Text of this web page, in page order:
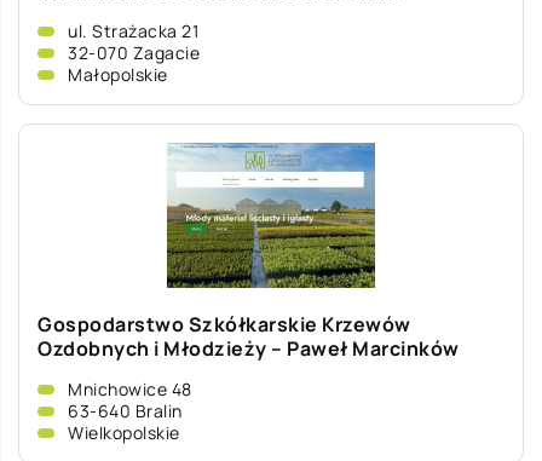
ul. Strażacka 21
32-070 Zagacie
Małopolskie
Gospodarstwo Szkółkarskie Krzewów
Ozdobnych i Młodzieży – Paweł Marcinków
Mnichowice 48
63-640 Bralin
Wielkopolskie